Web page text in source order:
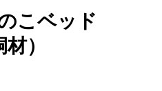
こベッド
材）